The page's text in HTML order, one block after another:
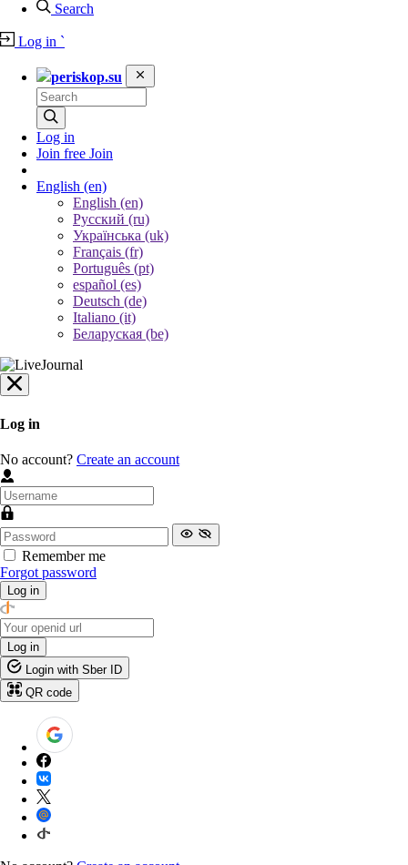
Search
Log in `
periskop.su
Log in
Join free Join
English (en)
English (en)
Русский (ru)
Українська (uk)
Français (fr)
Português (pt)
español (es)
Deutsch (de)
Italiano (it)
Беларуская (be)
Log in
No account? Create an account
Remember me
Forgot password
Log in
Log in
Login with Sber ID
QR code